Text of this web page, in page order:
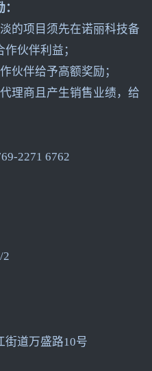
的项目须先在诺丽科技备
伙伴利益；
伙伴给予高额奖励；
理商且产生销售业绩，给
2271 6762
2
街道万盛路10号